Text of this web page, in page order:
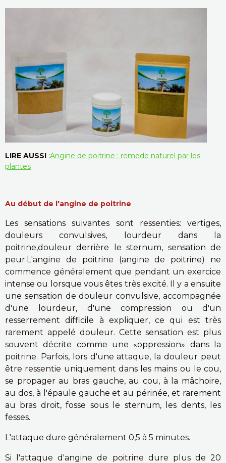
LIRE AUSSI :Angine de poitrine : remede naturel par les
plantes
Au début de l'angine de poitrine
Les sensations suivantes sont ressenties: vertiges,
douleurs convulsives, lourdeur dans la
poitrine,douleur derrière le sternum, sensation de
peur. L'angine de poitrine (angine de poitrine) ne
commence généralement que pendant un exercice
intense ou lorsque vous êtes très excité. Il y a ensuite
une sensation de douleur convulsive, accompagnée
d'une lourdeur, d'une compression ou d'un
resserrement difficile à expliquer, ce qui est très
rarement appelé douleur. Cette sensation est plus
souvent décrite comme une «oppression» dans la
poitrine. Parfois, lors d'une attaque, la douleur peut
être ressentie uniquement dans les mains ou le cou,
se propager au bras gauche, au cou, à la mâchoire,
au dos, à l'épaule gauche et au périnée, et rarement
au bras droit, fosse sous le sternum, les dents, les
fesses.
L'attaque dure généralement 0,5 à 5 minutes.
Si l'attaque d'angine de poitrine dure plus de 20